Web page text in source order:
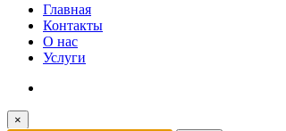
Главная
Контакты
О нас
Услуги
×